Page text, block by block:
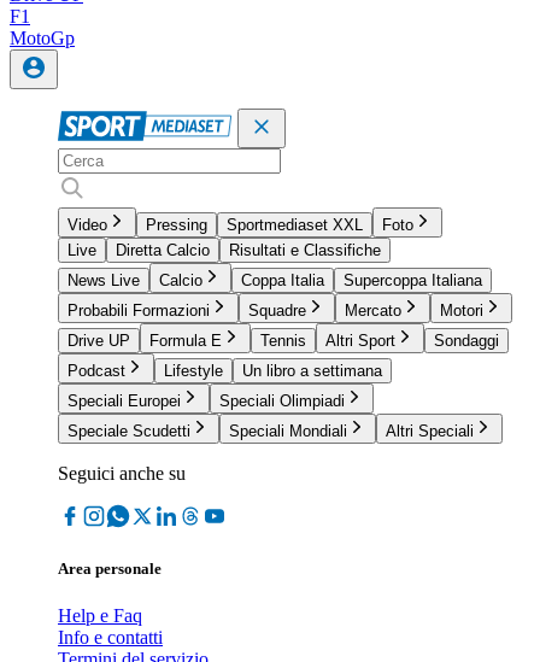
F1
MotoGp
Video Pressing Sportmediaset XXL
Foto
Live
Diretta Calcio
Risultati e Classifiche
News Live
Calcio Coppa Italia
Supercoppa Italiana
Probabili Formazioni
Squadre Mercato
Motori
Drive UP
Formula E Tennis Altri Sport
Sondaggi
Podcast
Lifestyle
Un libro a settimana
Speciali Europei
Speciali Olimpiadi
Speciale Scudetti
Speciali Mondiali Altri Speciali
Seguici anche su
Area personale
Help e Faq
Info e contatti